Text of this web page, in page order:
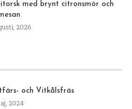
med brynt citronsmör och
2026
och Vitkålsfräs
2024